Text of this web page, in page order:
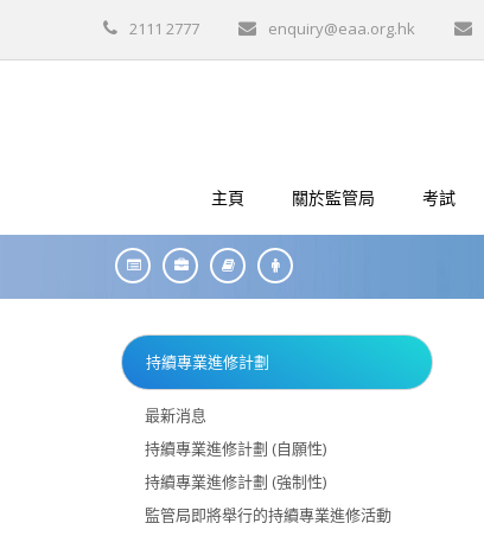
2111 2777 enquiry@eaa.org.hk
主頁 關於監管局 考試
持續專業進修計劃
最新消息
持續專業進修計劃 (自願性)
持續專業進修計劃 (強制性)
監管局即將舉行的持續專業進修活動